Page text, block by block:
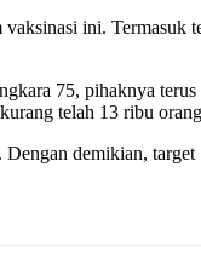
ini.
75, pihaknya
telah 13 ribu
demikian,